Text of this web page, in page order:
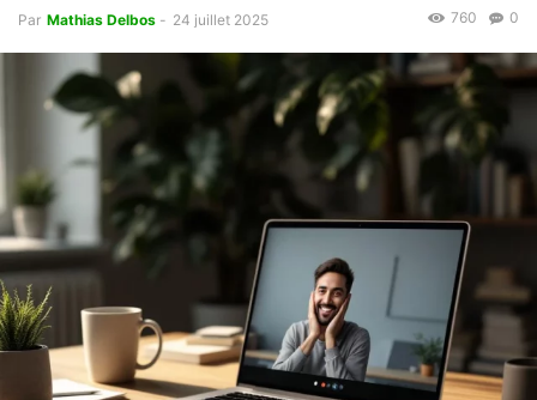
Par Mathias Delbos - 24 juillet 2025 0
760